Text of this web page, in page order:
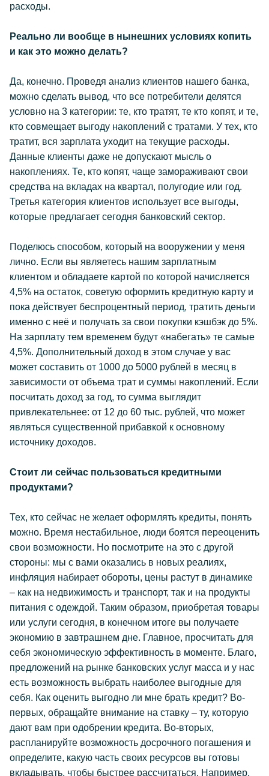
расходы.
Реально ли вообще в нынешних условиях копить
и как это можно делать?
Да, конечно. Проведя анализ клиентов нашего банка,
можно сделать вывод, что все потребители делятся
условно на 3 категории: те, кто тратят, те кто копят, и те,
кто совмещает выгоду накоплений с тратами. У тех, кто
тратит, вся зарплата уходит на текущие расходы.
Данные клиенты даже не допускают мысль о
накоплениях. Те, кто копят, чаще замораживают свои
средства на вкладах на квартал, полугодие или год.
Третья категория клиентов использует все выгоды,
которые предлагает сегодня банковский сектор.
Поделюсь способом, который на вооружении у меня
лично. Если вы являетесь нашим зарплатным
клиентом и обладаете картой по которой начисляется
4,5% на остаток, советую оформить кредитную карту и
пока действует беспроцентный период, тратить деньги
именно с неё и получать за свои покупки кэшбэк до 5%.
На зарплату тем временем будут «набегать» те самые
4,5%. Дополнительный доход в этом случае у вас
может составить от 1000 до 5000 рублей в месяц в
зависимости от объема трат и суммы накоплений. Если
посчитать доход за год, то сумма выглядит
привлекательнее: от 12 до 60 тыс. рублей, что может
являться существенной прибавкой к основному
источнику доходов.
Стоит ли сейчас пользоваться кредитными
продуктами?
Тех, кто сейчас не желает оформлять кредиты, понять
можно. Время нестабильное, люди боятся переоценить
свои возможности. Но посмотрите на это с другой
стороны: мы с вами оказались в новых реалиях,
инфляция набирает обороты, цены растут в динамике
– как на недвижимость и транспорт, так и на продукты
питания с одеждой. Таким образом, приобретая товары
или услуги сегодня, в конечном итоге вы получаете
экономию в завтрашнем дне. Главное, просчитать для
себя экономическую эффективность в моменте. Благо,
предложений на рынке банковских услуг масса и у нас
есть возможность выбрать наиболее выгодные для
себя. Как оценить выгодно ли мне брать кредит? Во-
первых, обращайте внимание на ставку – ту, которую
дают вам при одобрении кредита. Во-вторых,
распланируйте возможность досрочного погашения и
определите, какую часть своих ресурсов вы готовы
вкладывать, чтобы быстрее рассчитаться. Например,